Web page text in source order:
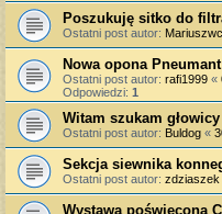
Poszukuję sitko do
Ostatni post autor:
Nowa opona
Ostatni post autor: rafi1999 «
Odpowiedzi: 1
Witam szukam
Ostatni post autor: Buldog «
Sekcja siewnika
Ostatni post autor: zdziaszek
Wystawa poświęcona